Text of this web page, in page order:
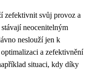
zefektivnit svůj provoz a
neocenitelným
neslouží jen k
a zefektivnění
situaci, kdy díky